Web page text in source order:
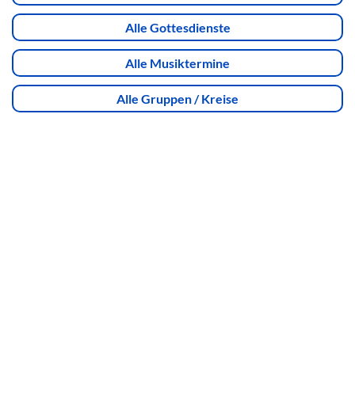
Alle Gottesdienste
Alle Musiktermine
Alle Gruppen / Kreise